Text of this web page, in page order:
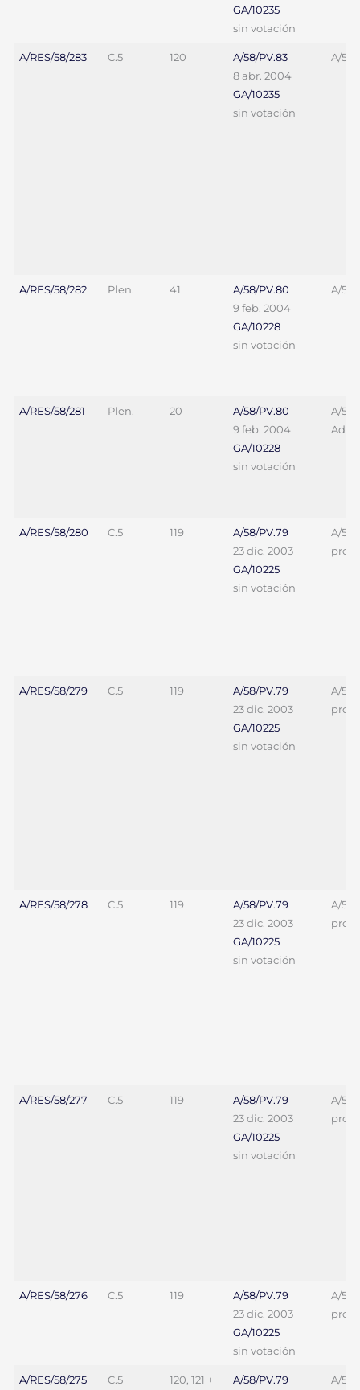
GA/10235
sin votación
A/RES/58/283 C.5 120
A/58/PV.83
8 abr. 2004
GA/10235
sin votación
A/58/
A/RES/58/282 Plen. 41
A/58/PV.80
9 feb. 2004
GA/10228
sin votación
A/58/
A/RES/58/281 Plen. 20
A/58/PV.80
9 feb. 2004
GA/10228
sin votación
A/58/
Add.1
A/RES/58/280 C.5 119
A/58/PV.79
23 dic. 2003
GA/10225
sin votación
A/58/
proy.
A/RES/58/279 C.5 119
A/58/PV.79
23 dic. 2003
GA/10225
sin votación
A/58/
proy.
A/RES/58/278 C.5 119
A/58/PV.79
23 dic. 2003
GA/10225
sin votación
A/58/
proy.
A/RES/58/277 C.5 119
A/58/PV.79
23 dic. 2003
GA/10225
sin votación
A/58/
proy.
A/RES/58/276 C.5 119
A/58/PV.79
23 dic. 2003
GA/10225
sin votación
A/58/
proy.
A/RES/58/275 C.5 120, 121 + A/58/PV.79 A/58/